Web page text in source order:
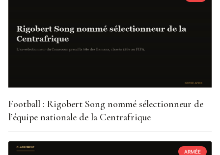
Football : Rigobert Song nommé sélectionneur de
l’équipe nationale de la Centrafrique
ARMÉE